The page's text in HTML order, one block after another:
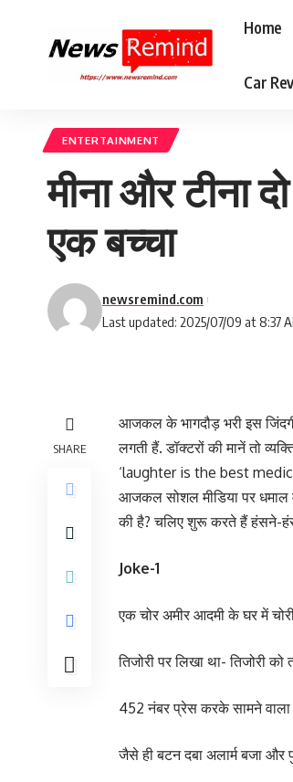
Home
Car
ENTERTAINMENT
मीना और टीना
एक बच्चा
Last updated: 2025/07/09 at 8:37
newsremind.com
SHARE
आजकल के भागदौड़ भरी इस
लगती हैं. डॉक्टरों की मानें तो
‘laughter is the best
आजकल सोशल मीडिया पर धमाल
की है? चलिए शुरू करते हैं हंसने-
Joke-1
एक चोर अमीर आदमी के घर में
तिजोरी पर लिखा था- तिजोरी
452 नंबर प्रेस करके सामने
जैसे ही बटन दबा अलार्म बजा और